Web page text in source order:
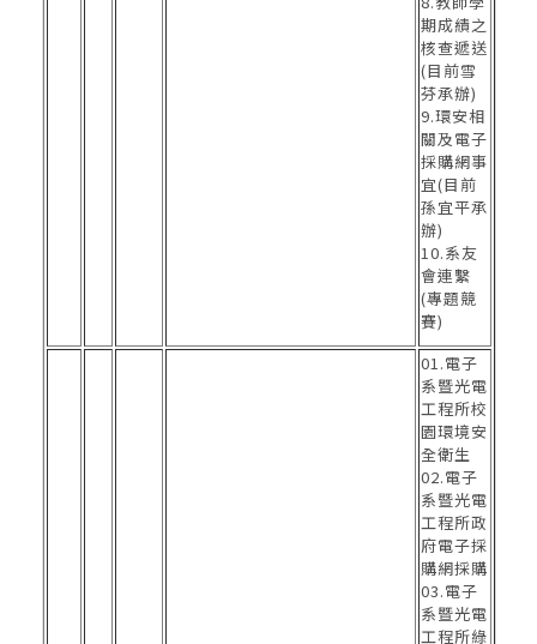
期成績之
核查遞送
(目前雪
芬承辦)
9.環安相
關及電子
採購網事
宜(目前
孫宜平承
辦)
10.系友
會連繫
(專題競
賽)
01.電子
系暨光電
工程所校
園環境安
全衛生
02.電子
系暨光電
工程所政
府電子採
購網採購
03.電子
系暨光電
工程所綠